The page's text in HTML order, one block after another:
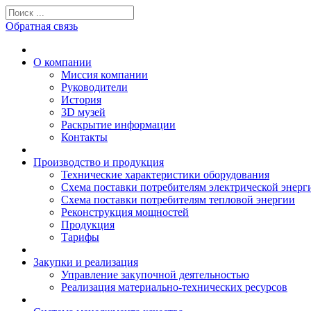
Обратная связь
О компании
Миссия компании
Руководители
История
3D музей
Раскрытие информации
Контакты
Производство и продукция
Технические характеристики оборудования
Схема поставки потребителям электрической
Схема поставки потребителям тепловой энергии
Реконструкция мощностей
Продукция
Тарифы
Закупки и реализация
Управление закупочной деятельностью
Реализация материально-технических ресурсов